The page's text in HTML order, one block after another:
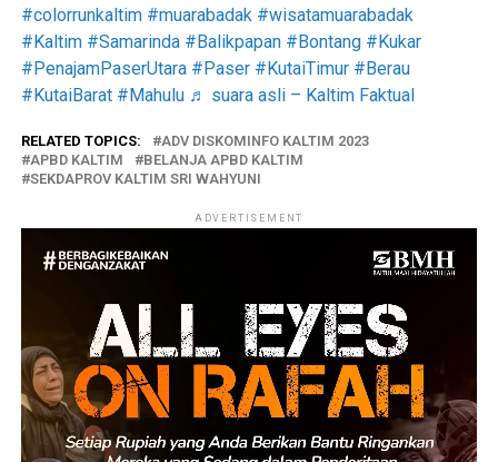
#colorrunkaltim #muarabadak #wisatamuarabadak
#Kaltim #Samarinda #Balikpapan #Bontang #Kukar
#PenajamPaserUtara #Paser #KutaiTimur #Berau
#KutaiBarat #Mahulu ♬ suara asli – Kaltim Faktual
RELATED TOPICS:
ADV DISKOMINFO KALTIM 2023
APBD KALTIM
BELANJA APBD KALTIM
SEKDAPROV KALTIM SRI WAHYUNI
ADVERTISEMENT